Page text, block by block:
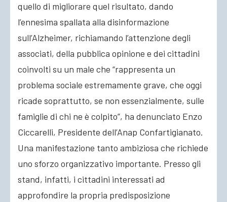
quello di migliorare quel risultato, dando
l’ennesima spallata alla disinformazione
sull’Alzheimer, richiamando l’attenzione degli
associati, della pubblica opinione e dei cittadini
coinvolti su un male che “rappresenta un
problema sociale estremamente grave, che oggi
ricade soprattutto, se non essenzialmente, sulle
famiglie di chi ne è colpito”, ha denunciato Enzo
Ciccarelli, Presidente dell’Anap Confartigianato.
Una manifestazione tanto ambiziosa che richiede
uno sforzo organizzativo importante. Presso gli
stand, infatti, i cittadini interessati ad
approfondire la propria predisposizione